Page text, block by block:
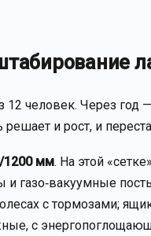
человек. Через год
и рост, и
1200 мм. На этой
и газо‑вакуумные
с тормозами;
с